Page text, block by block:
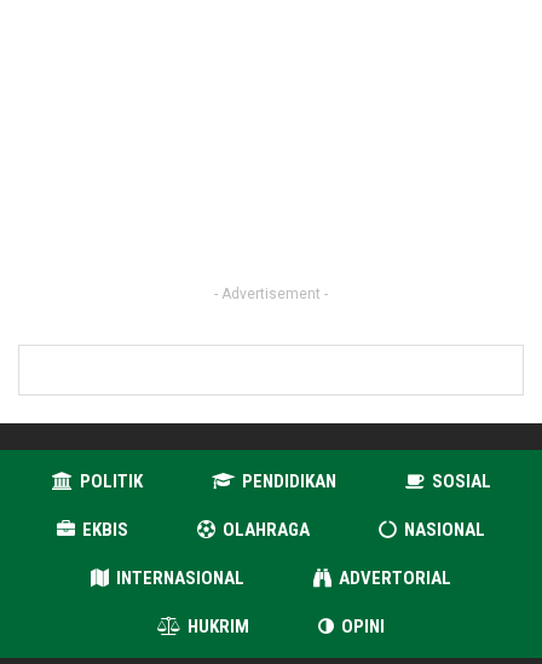
- Advertisement -
POLITIK PENDIDIKAN SOSIAL
EKBIS OLAHRAGA NASIONAL
INTERNASIONAL ADVERTORIAL
HUKRIM OPINI